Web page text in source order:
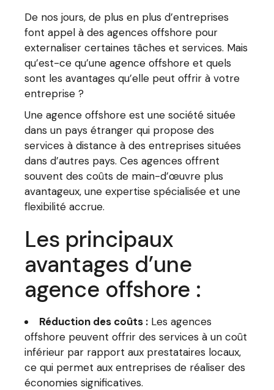
De nos jours, de plus en plus d’entreprises
font appel à des agences offshore pour
externaliser certaines tâches et services. Mais
qu’est-ce qu’une agence offshore et quels
sont les avantages qu’elle peut offrir à votre
entreprise ?
Une agence offshore est une société située
dans un pays étranger qui propose des
services à distance à des entreprises situées
dans d’autres pays. Ces agences offrent
souvent des coûts de main-d’œuvre plus
avantageux, une expertise spécialisée et une
flexibilité accrue.
Les principaux
avantages d’une
agence offshore :
Réduction des coûts : Les agences
offshore peuvent offrir des services à un coût
inférieur par rapport aux prestataires locaux,
ce qui permet aux entreprises de réaliser des
économies significatives.